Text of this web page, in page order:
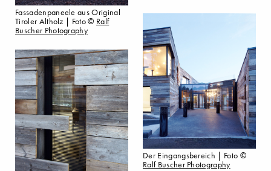
Fassadenpaneele aus Original
Tiroler Altholz | Foto © Ralf
Buscher Photography
Der Eingangsbereich | Foto ©
Ralf Buscher Photography